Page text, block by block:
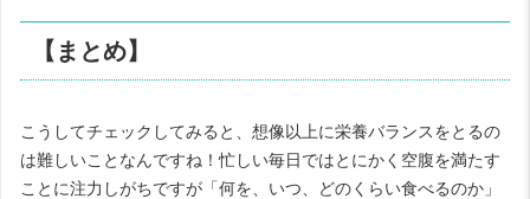
【まとめ】
こうしてチェックしてみると、想像以上に栄養バランスをとるの
は難しいことなんですね！忙しい毎日ではとにかく空腹を満たす
ことに注力しがちですが「何を、いつ、どのくらい食べるのか」